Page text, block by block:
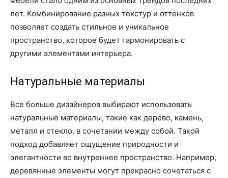
лет. Комбинирование разных текстур и оттенков
позволяет создать стильное и уникальное
пространство, которое будет гармонировать с
другими элементами интерьера.
Натуральные материалы
Все больше дизайнеров выбирают использовать
натуральные материалы, такие как дерево, камень,
металл и стекло, в сочетании между собой. Такой
подход добавляет ощущение природности и
элегантности во внутреннее пространство. Например,
деревянные элементы могут прекрасно сочетаться с